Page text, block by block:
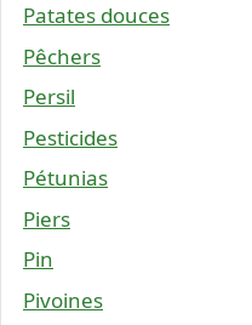
Patates douces
Pêchers
Persil
Pesticides
Pétunias
Piers
Pin
Pivoines